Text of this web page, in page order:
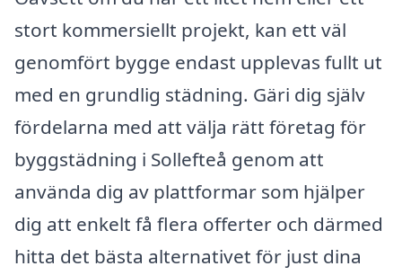
stort kommersiellt projekt, kan ett väl
genomfört bygge endast upplevas fullt ut
med en grundlig städning. Gäri dig själv
fördelarna med att välja rätt företag för
byggstädning i Sollefteå genom att
använda dig av plattformar som hjälper
dig att enkelt få flera offerter och därmed
hitta det bästa alternativet för just dina